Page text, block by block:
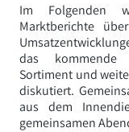
Im Folgenden
Marktberichte
das kommende
Sortiment und
diskutiert.
aus dem
gemeinsamen